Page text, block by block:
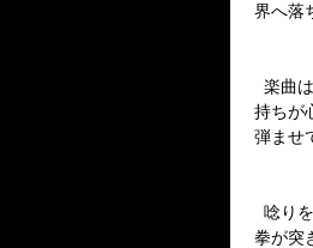
界へ落
楽曲
持ちが
弾ませ
唸り
拳が突